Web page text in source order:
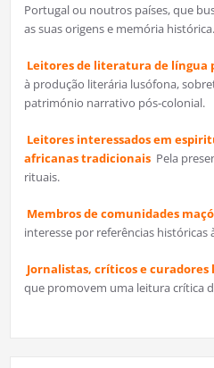
Portugal ou noutros países, que
as suas origens e memória histórica.
Leitores de literatura de língua
à produção literária lusófona,
património narrativo pós-colonial.
Leitores interessados em
africanas tradicionais Pela
rituais.
Membros de comunidades
interesse por referências históricas
Jornalistas, críticos e
que promovem uma leitura crítica